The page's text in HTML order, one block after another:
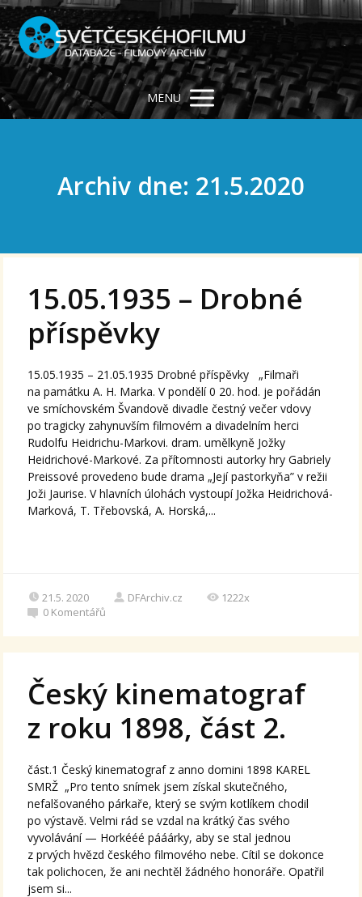
MENU
Archiv dne: 21.5.2020
15.05.1935 – Drobné
příspěvky
15.05.1935 – 21.05.1935 Drobné příspěvky „Filmaři
na památku A. H. Marka. V pondělí 0 20. hod. je pořádán
ve smíchovském Švandově divadle čestný večer vdovy
po tragicky zahynuvším filmovém a divadelním herci
Rudolfu Heidrichu-Markovi. dram. umělkyně Jožky
Heidrichové-Markové. Za přítomnosti autorky hry Gabriely
Preissové provedeno bude drama „Její pastorkyňa” v režii
Joži Jaurise. V hlavních úlohách vystoupí Jožka Heidrichová-
Marková, T. Třebovská, A. Horská,...
21.5. 2020 DFArchiv.cz
1222x
0 Komentářů
Český kinematograf
z roku 1898, část 2.
část.1 Český kinematograf z anno domini 1898 KAREL
SMRŽ „Pro tento snímek jsem získal skutečného,
nefalšovaného párkaře, který se svým kotlíkem chodil
po výstavě. Velmi rád se vzdal na krátký čas svého
vyvolávání — Horkééé pááárky, aby se stal jednou
z prvých hvězd českého filmového nebe. Cítil se dokonce
tak polichocen, že ani nechtěl žádného honoráře. Opatřil
jsem si...